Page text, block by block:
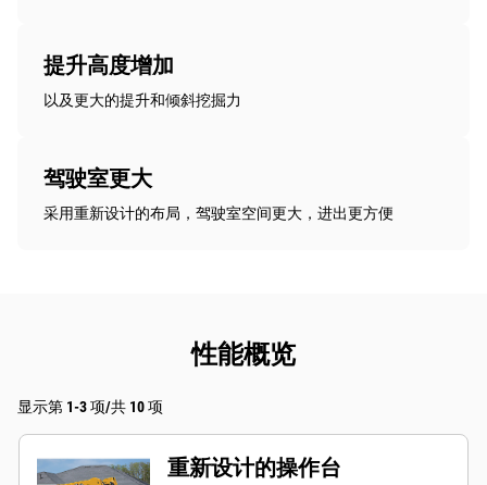
提升高度增加
以及更大的提升和倾斜挖掘力
驾驶室更大
采用重新设计的布局，驾驶室空间更大，进出更方便
性能概览
显示第 1-3 项/共 10 项
重新设计的操作台